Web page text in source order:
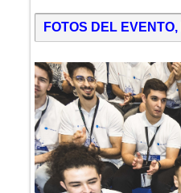
FOTOS DEL